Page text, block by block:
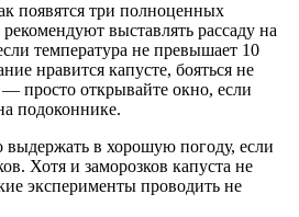
появятся три полноценных
выставлять рассаду на
температура не превышает 10
нравится капусте, бояться не
просто открывайте окно, если
подоконнике.
в хорошую погоду, если
Хотя и заморозков капуста не
эксперименты проводить не